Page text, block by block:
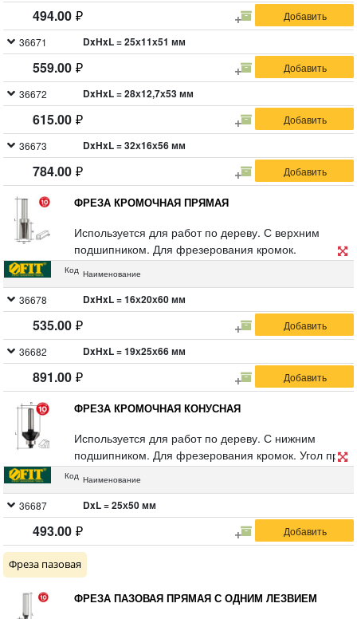
494.00
36671 DxHxL = 25х11х51 мм
559.00
36672 DxHxL = 28х12,7х53 мм
615.00
36673 DxHxL = 32х16х56 мм
784.00
ФРЕЗА КРОМОЧНАЯ ПРЯМАЯ
Используется для работ по дереву. С верхним
подшипником. Для фрезерования кромок.
Цилиндрический хвостовик 8 мм. Материал:
режущими вставками. Упаковка: двойной блистер.
Код Наименование
36678 DxHxL = 16х20х60 мм
535.00
36682 DxHxL = 19х25х66 мм
891.00
ФРЕЗА КРОМОЧНАЯ КОНУСНАЯ
Используется для работ по дереву. С нижним
подшипником. Для фрезерования кромок. Угол при
вершине 90°. Цилиндрический хвостовик 8 мм.
твердосплавными режущими вставками. Упаковка:
двойной блистер.
Код Наименование
36687 DxL = 25х50 мм
493.00
Фреза пазовая
ФРЕЗА ПАЗОВАЯ ПРЯМАЯ С ОДНИМ ЛЕЗВИЕМ